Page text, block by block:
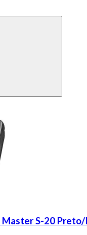
Master S-20